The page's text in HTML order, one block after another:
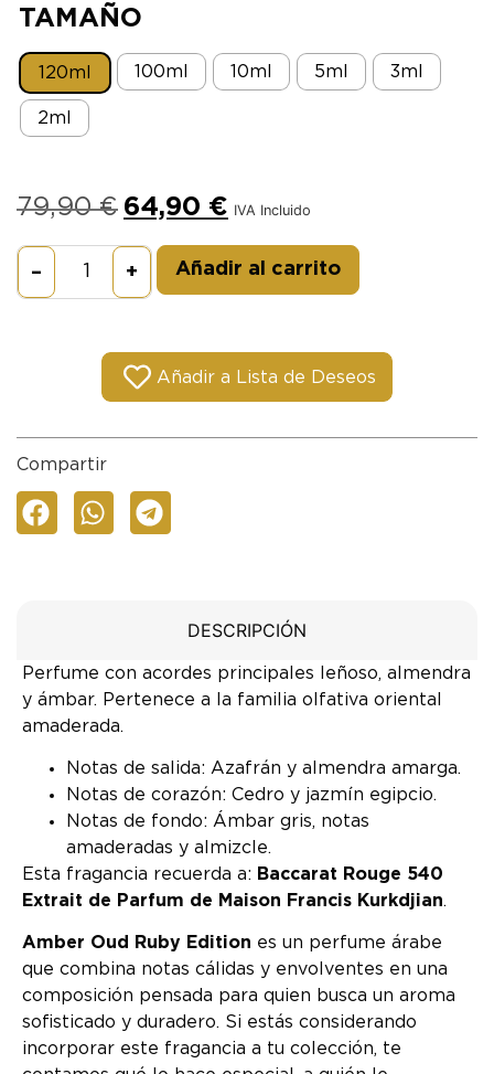
TAMAÑO
120ml 100ml 10ml 5ml 3ml
2ml
79,90€ 64,90 € IVA Incluido
– + Añadir al carrito
Añadir a Lista de Deseos
Compartir
DESCRIPCIÓN
Perfume con acordes principales leñoso, almendra
y ámbar. Pertenece a la familia olfativa oriental
amaderada.
Notas de salida: Azafrán y almendra amarga.
Notas de corazón: Cedro y jazmín egipcio.
Notas de fondo: Ámbar gris, notas
amaderadas y almizcle.
Esta fragancia recuerda a: Baccarat Rouge 540
Extrait de Parfum de Maison Francis Kurkdjian.
Amber Oud Ruby Edition es un perfume árabe
que combina notas cálidas y envolventes en una
composición pensada para quien busca un aroma
sofisticado y duradero. Si estás considerando
incorporar este fragancia a tu colección, te